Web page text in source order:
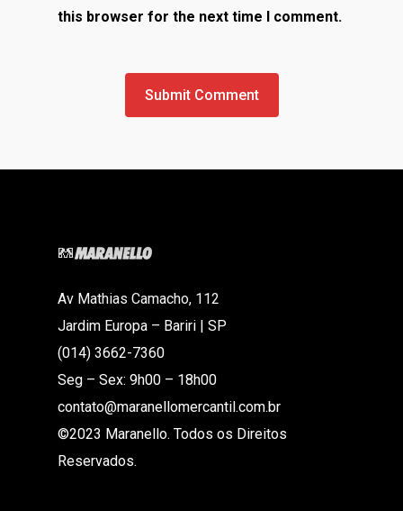
this browser for the next time I comment.
Av Mathias Camacho, 112
Jardim Europa – Bariri | SP
(014) 3662-7360
Seg – Sex: 9h00 – 18h00
contato@maranellomercantil.com.br
©2023 Maranello. Todos os Direitos
Reservados.